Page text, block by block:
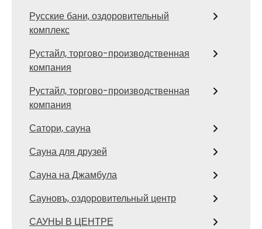
Русские бани, оздоровительный
комплекс
Рустайл, торгово-производственная
компания
Рустайл, торгово-производственная
компания
Сатори, сауна
Сауна для друзей
Сауна на Джамбула
Сауновъ, оздоровительный центр
САУНЫ В ЦЕНТРЕ